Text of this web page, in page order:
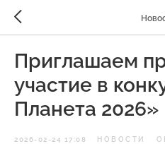
Приглашаем
участие в
Планета 2026»
2026-02-24 17:08 НОВОСТИ